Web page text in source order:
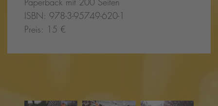
ISBN: 978-3-95749-620-1
Preis: 15 €